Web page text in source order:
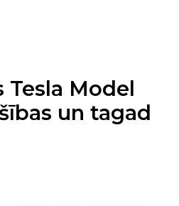
Tesla Model
un tagad